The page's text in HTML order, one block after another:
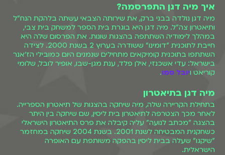
איך מיה דגן התפרסמה?
מיה דגן נולדה בבני ברק, את שירותה הצבאי עשתה בלהקת הנח"ל
ותיאטרון צה"ל. מיה דגן היא בוגרת בית הספר למשחק בית צבי,
במהלך לימודיה השתתפה בהצגות שונות. את הפרסום שלה היא
חייבת לתוכנית "דומינו" ששודרה בערוץ 2 בשנת 2000. לצידה
השתתפו בתוכנית קומיקאים מתחילים שנמנים היום כמובילי הז׳אנר
בישראל: עדי אשכנזי, אילן פלד, ענת מגן-שבו, אופיר לובל, שלומי
קוריאט ויובל סמו.
מיה דגן בתיאטרון
בתחילת הקריירה שלה, מיה שיחקה בהצגות של תיאטרון הספרייה.
לאחר מכך הצטרפה לתיאטרון בית ליסין, שם שיחקה בין היתר
בהצגה "מכתב לנועה" עליה קיבלה את פרס התיאטרון הישראלי
כשחקנית המבטיחה לשנת 2001. בשנת 2004 שיחקה במחזמר
"שיקגו" שעלה בבית ליסין בהפקה משותפת עם האופרה
הישראלית.